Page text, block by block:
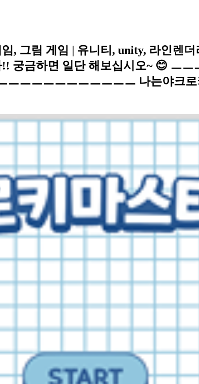
, 그림 게임 | 유니티, unity, 라인렌
궁금하면 일단 해보십시오~ 😊 ㅡ
ㅡㅡㅡㅡㅡㅡㅡㅡㅡㅡ 나는야크